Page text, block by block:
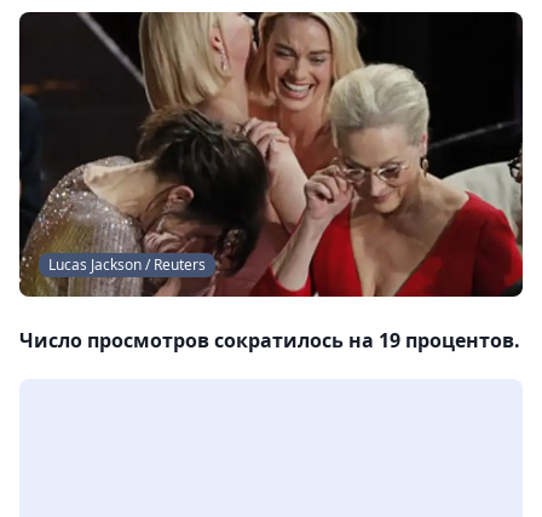
Lucas Jackson / Reuters
Число просмотров сократилось на 19 процентов.